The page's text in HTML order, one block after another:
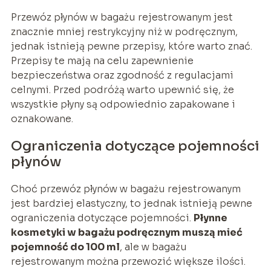
Przewóz płynów w bagażu rejestrowanym jest
znacznie mniej restrykcyjny niż w podręcznym,
jednak istnieją pewne przepisy, które warto znać.
Przepisy te mają na celu zapewnienie
bezpieczeństwa oraz zgodność z regulacjami
celnymi. Przed podróżą warto upewnić się, że
wszystkie płyny są odpowiednio zapakowane i
oznakowane.
Ograniczenia dotyczące pojemności
płynów
Choć przewóz płynów w bagażu rejestrowanym
jest bardziej elastyczny, to jednak istnieją pewne
ograniczenia dotyczące pojemności. Płynne
kosmetyki w bagażu podręcznym muszą mieć
pojemność do 100 ml, ale w bagażu
rejestrowanym można przewozić większe ilości.